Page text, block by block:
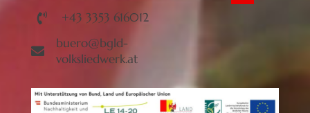
+43 3353 616012
buero@bgld-
volksliedwerk.at